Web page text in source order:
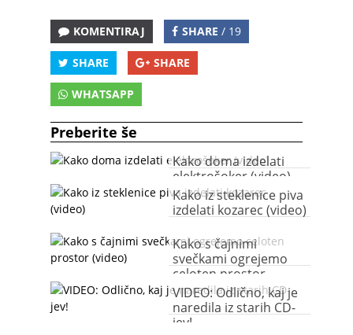
KOMENTIRAJ SHARE / 19
SHARE SHARE
WHATSAPP
Preberite še
Kako doma izdelati
elektrošoker (video)
Kako iz steklenice piva
izdelati kozarec (video)
Kako s čajnimi
svečkami ogrejemo
celoten prostor
(video)
VIDEO: Odlično, kaj je
naredila iz starih CD-
jev!